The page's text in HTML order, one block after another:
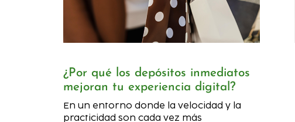
¿Por qué los depósitos inmediatos
mejoran tu experiencia digital?
En un entorno donde la velocidad y la
practicidad son cada vez más